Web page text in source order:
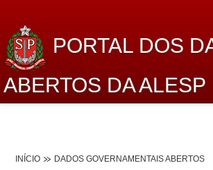
PORTAL DOS
ABERTOS DA ALESP
INÍCIO DADOS GOVERNAMENTAIS ABERTOS